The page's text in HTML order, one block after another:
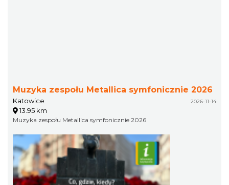
Muzyka zespołu Metallica symfonicznie 2026
Katowice 2026-11-14
13.95 km
Muzyka zespołu Metallica symfonicznie 2026